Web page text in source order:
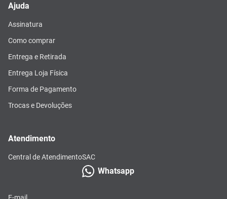
Ajuda
Assinatura
Como comprar
Entrega e Retirada
Entrega Loja Física
Forma de Pagamento
Trocas e Devoluções
Atendimento
Central de AtendimentoSAC
Whatsapp
E-mail